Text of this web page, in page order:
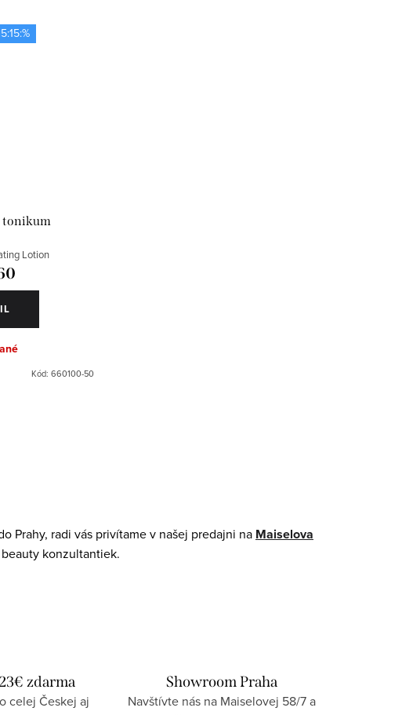
tonikum
Lotion
Kód: 660100-50
Prahy, radi vás privítame v našej predajni na Maiselova
konzultantiek.
zdarma
celej Českej aj
Showroom Praha
Navštívte nás na Maiselovej 58/7 a